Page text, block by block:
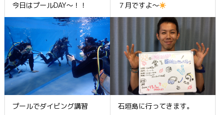
今日はプールDAY～！！ ７月ですよ～
プールでダイビング講習 石垣島に行ってきます。